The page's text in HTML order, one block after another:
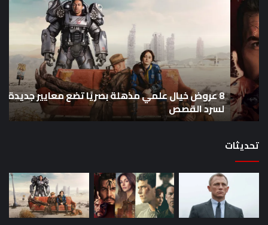
عروض
خيال
علمي
مذهلة
بصريًا
تضع
معايير
جديدة
لسرد
القصص
8 عروض خيال علمي مذهلة بصريًا تضع معايير جديدة
لسرد القصص
تحديثات